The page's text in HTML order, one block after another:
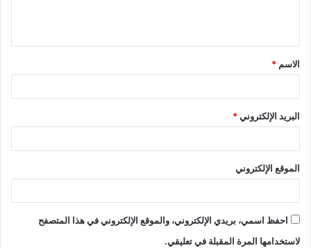
ق
*
الاسم *
البريد الإلكتروني*
الموقع الإلكتروني
احفظ اسمي، بريدي الإلكتروني، والموقع الإلكتروني في هذا المتصفح
لاستخدامها المرة المقبلة في تعليقي.